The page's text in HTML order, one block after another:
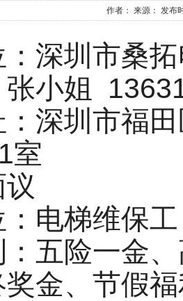
作者： 来源： 发布
深圳市桑
张小姐
深圳市福
室
电梯维保工
五险一金
奖金、节假